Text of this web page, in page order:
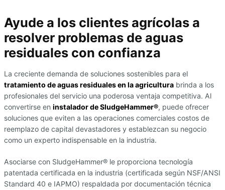
Ayude a los clientes agrícolas a
resolver problemas de aguas
residuales con confianza
La creciente demanda de soluciones sostenibles para el
tratamiento de aguas residuales en la agricultura brinda a los
profesionales del servicio una poderosa ventaja competitiva. Al
convertirse en instalador de SludgeHammer®, puede ofrecer
soluciones que eviten a las operaciones comerciales costos de
reemplazo de capital devastadores y establezcan su negocio
como un experto indispensable en la industria.
Asociarse con SludgeHammer® le proporciona tecnología
patentada certificada en la industria (certificada según NSF/ANSI
Standard 40 e IAPMO) respaldada por documentación técnica